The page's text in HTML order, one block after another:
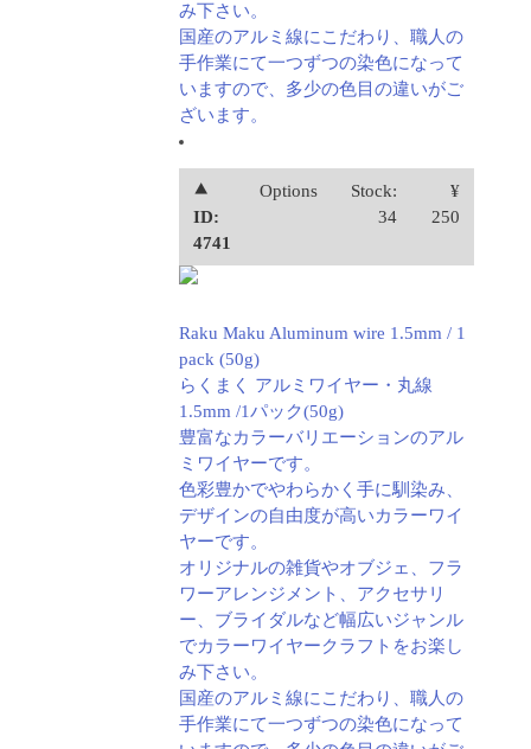
み下さい。
国産のアルミ線にこだわり、職人の
手作業にて一つずつの染色になって
いますので、多少の色目の違いがご
ざいます。
⯅
ID:
4741
Options
Stock:
34
¥
250
Raku Maku Aluminum wire 1.5mm / 1
pack (50g)
らくまく アルミワイヤー・丸線
1.5mm /1パック(50g)
豊富なカラーバリエーションのアル
ミワイヤーです。
色彩豊かでやわらかく手に馴染み、
デザインの自由度が高いカラーワイ
ヤーです。
オリジナルの雑貨やオブジェ、フラ
ワーアレンジメント、アクセサリ
ー、ブライダルなど幅広いジャンル
でカラーワイヤークラフトをお楽し
み下さい。
国産のアルミ線にこだわり、職人の
手作業にて一つずつの染色になって